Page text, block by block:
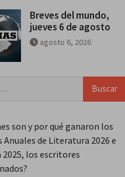
Breves del mundo,
jueves 6 de agosto
agosto 6, 2026
son y por qué ganaron los
Anuales de Literatura 2026 e
los escritores